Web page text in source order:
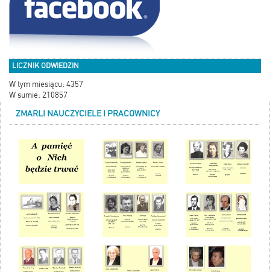
LICZNIK ODWIEDZIN
W tym miesiącu: 4357
W sumie: 210857
ZMARLI NAUCZYCIELE I PRACOWNICY